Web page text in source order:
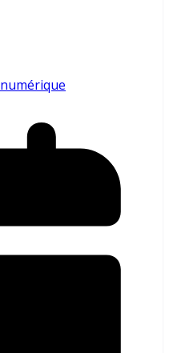
numérique